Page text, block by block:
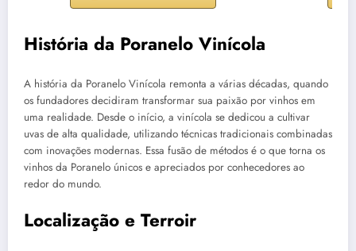
História da Poranelo Vinícola
A história da Poranelo Vinícola remonta a várias décadas, quando
os fundadores decidiram transformar sua paixão por vinhos em
uma realidade. Desde o início, a vinícola se dedicou a cultivar
uvas de alta qualidade, utilizando técnicas tradicionais combinadas
com inovações modernas. Essa fusão de métodos é o que torna os
vinhos da Poranelo únicos e apreciados por conhecedores ao
redor do mundo.
Localização e Terroir